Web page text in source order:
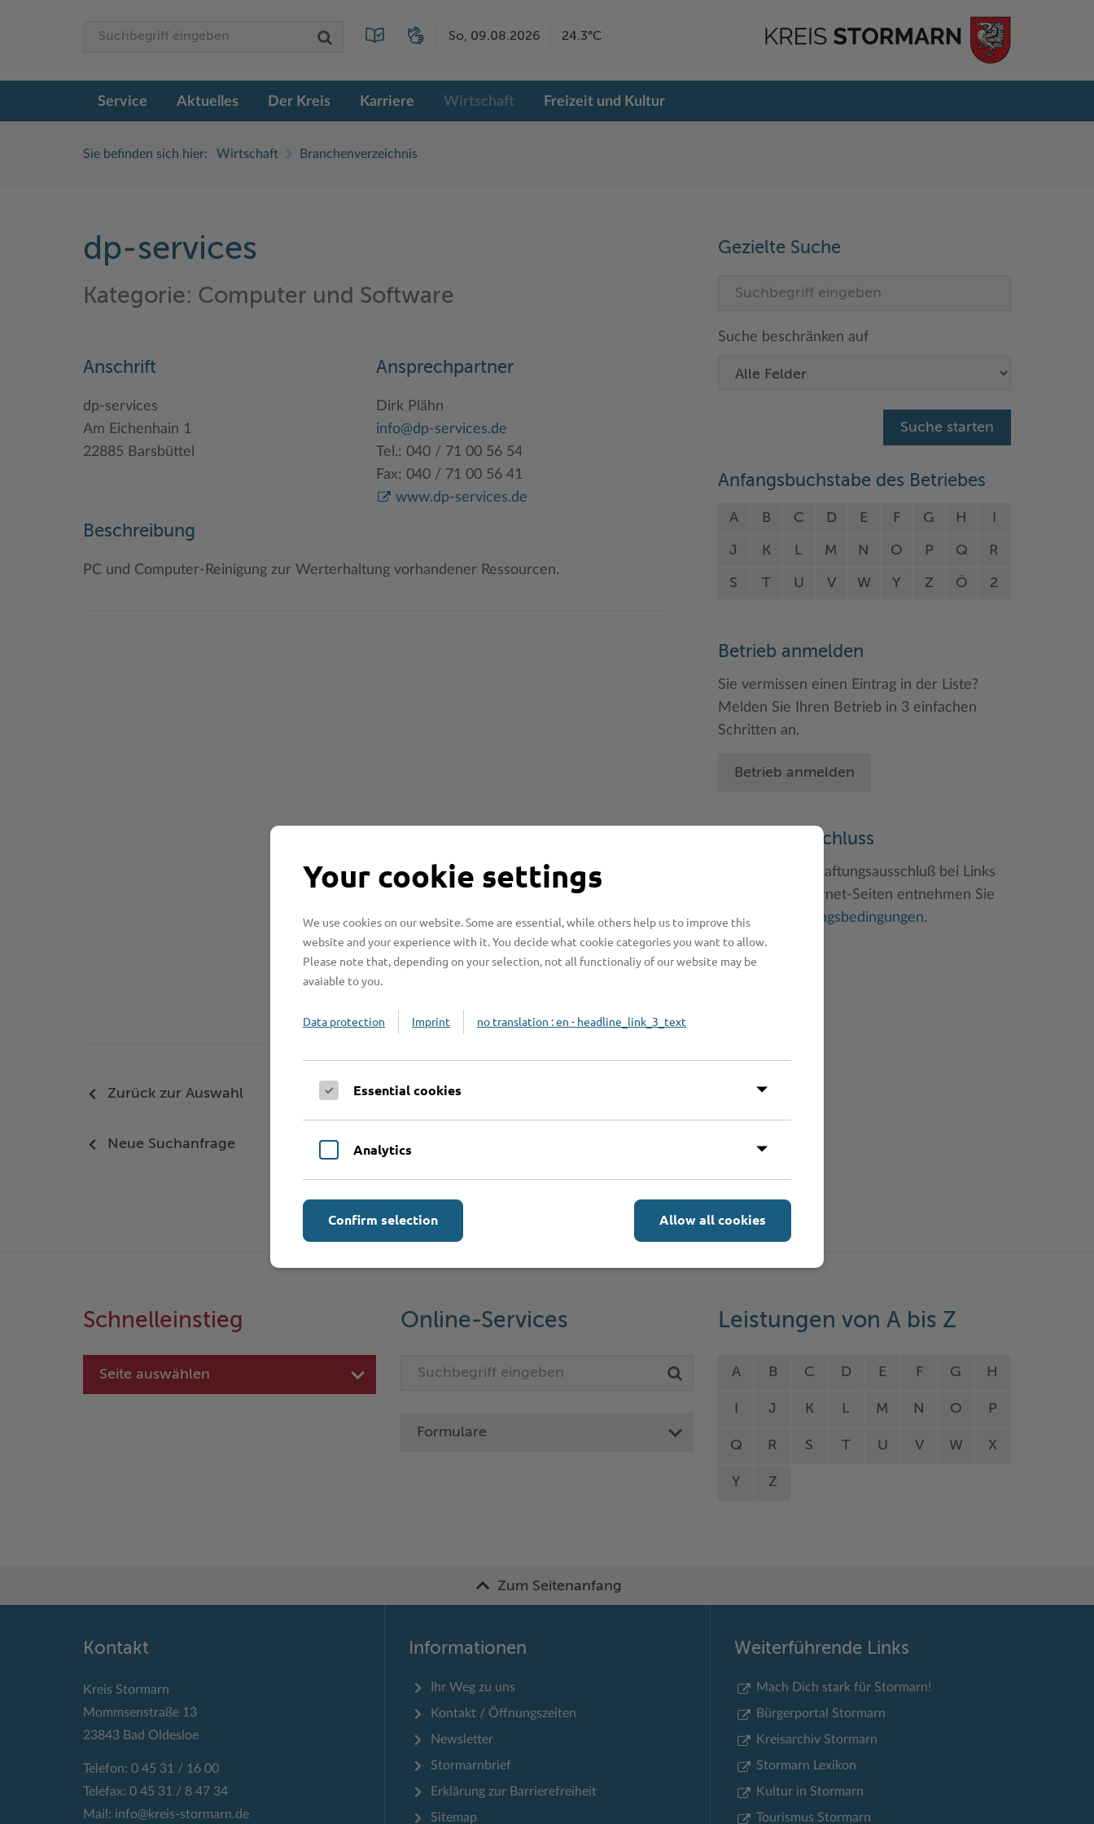
So, 09.08.2026 24.3°C
Service Aktuelles Der Kreis Karriere Wirtschaft Freizeit und Kultur
Sie befinden sich hier: Wirtschaft Branchenverzeichnis
dp-services
Kategorie: Computer und Software
Anschrift
dp-services
Am Eichenhain 1
22885 Barsbüttel
Ansprechpartner
Dirk Plähn
info@dp-services.de
Tel.: 040 / 71 00 56 54
Fax: 040 / 71 00 56 41
www.dp-services.de
Beschreibung
PC und Computer-Reinigung zur Werterhaltung vorhandener Ressourcen.
Zurück zur Auswahl
Neue Suchanfrage
Gezielte Suche
Suche beschränken auf
Anfangsbuchstabe des Betriebes
A B C D E F G H
J K L M N O P Q R
S T U V W Y Z Ö 2
Betrieb anmelden
Sie vermissen einen Eintrag in der Liste?
Melden Sie Ihren Betrieb in 3 einfachen
Schritten an.
Betrieb anmelden
Haftungsauschluss
Hinweise zum Haftungsausschluß bei Links
zu anderen Internet-Seiten entnehmen Sie
bitte den
Nutzungsbedingungen.
Schnelleinstieg
Seite auswählen
Online-Services
Formulare
Leistungen von A bis Z
A B C D E F G H
J K L M N O P
Q R S T U V W X
Y Z
Zum Seitenanfang
Kontakt
Kreis Stormarn
Mommsenstraße 13
23843 Bad Oldesloe
Telefon: 0 45 31 / 16 00
Telefax: 0 45 31 / 8 47 34
Mail: info@kreis-stormarn.de
Informationen
Ihr Weg zu uns
Kontakt / Öffnungszeiten
Newsletter
Stormarnbrief
Erklärung zur Barrierefreiheit
Sitemap
Weiterführende Links
Mach Dich stark für Stormarn!
Bürgerportal Stormarn
Kreisarchiv Stormarn
Stormarn Lexikon
Kultur in Stormarn
Tourismus Stormarn
Your cookie settings
We use cookies on our website. Some are essential, while others help us to improve this
website and your experience with it. You decide what cookie categories you want to allow.
Please note that, depending on your selection, not all functionaliy of our website may be
avaiable to you.
Data protection Imprint no translation : en - headline_link_3_text
Essential cookies
Analytics
Allow all cookies
Confirm selection